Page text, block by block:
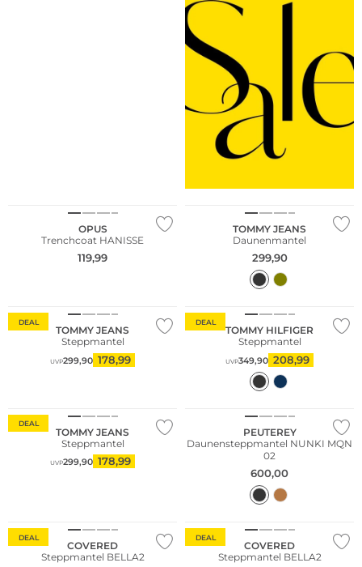
OPUS
Trenchcoat HANISSE
119,99
TOMMY JEANS
Daunenmantel
299,90
DEAL
TOMMY JEANS
Steppmantel
UVP299,90 178,99
DEAL
TOMMY HILFIGER
Steppmantel
UVP349,90 208,99
DEAL
TOMMY JEANS
Steppmantel
UVP299,90 178,99
PEUTEREY
Daunensteppmantel NUNKI MQN
02
600,00
DEAL
COVERED
Steppmantel BELLA2
DEAL
COVERED
Steppmantel BELLA2